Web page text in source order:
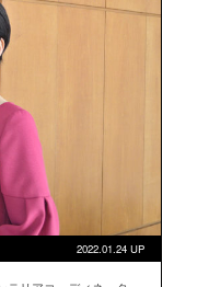
2022.01.24 UP